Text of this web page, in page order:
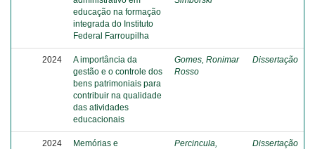
educação na formação
integrada do Instituto
Federal Farroupilha
2024
A importância da
gestão e o controle dos
bens patrimoniais para
contribuir na qualidade
das atividades
educacionais
Gomes, Ronimar
Rosso
Dissertação
2024
Memórias e
Percincula,
Dissertação